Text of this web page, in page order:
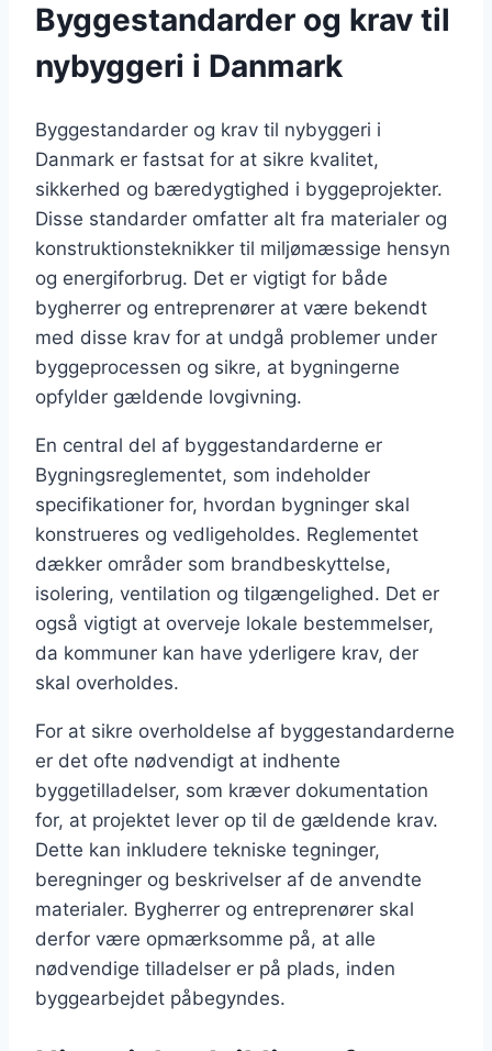
Byggestandarder og krav til
nybyggeri i Danmark
Byggestandarder og krav til nybyggeri i
Danmark er fastsat for at sikre kvalitet,
sikkerhed og bæredygtighed i byggeprojekter.
Disse standarder omfatter alt fra materialer og
konstruktionsteknikker til miljømæssige hensyn
og energiforbrug. Det er vigtigt for både
bygherrer og entreprenører at være bekendt
med disse krav for at undgå problemer under
byggeprocessen og sikre, at bygningerne
opfylder gældende lovgivning.
En central del af byggestandarderne er
Bygningsreglementet, som indeholder
specifikationer for, hvordan bygninger skal
konstrueres og vedligeholdes. Reglementet
dækker områder som brandbeskyttelse,
isolering, ventilation og tilgængelighed. Det er
også vigtigt at overveje lokale bestemmelser,
da kommuner kan have yderligere krav, der
skal overholdes.
For at sikre overholdelse af byggestandarderne
er det ofte nødvendigt at indhente
byggetilladelser, som kræver dokumentation
for, at projektet lever op til de gældende krav.
Dette kan inkludere tekniske tegninger,
beregninger og beskrivelser af de anvendte
materialer. Bygherrer og entreprenører skal
derfor være opmærksomme på, at alle
nødvendige tilladelser er på plads, inden
byggearbejdet påbegyndes.